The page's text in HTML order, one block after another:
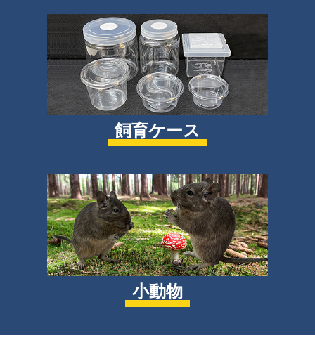
飼育ケース
小動物